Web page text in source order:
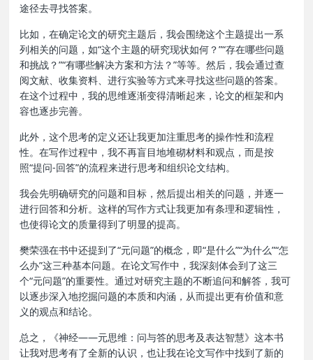
途径去寻找答案。
比如，在确定论文的研究主题后，我会围绕这个主题提出一系
列相关的问题，如“这个主题的研究现状如何？”“存在哪些问题
和挑战？”“有哪些解决方案和方法？”等等。然后，我会通过查
阅文献、收集资料、进行实验等方式来寻找这些问题的答案。
在这个过程中，我的思维逐渐变得清晰起来，论文的框架和内
容也逐步完善。
此外，这个思考的定义还让我更加注重思考的操作性和流程
性。在写作过程中，我不再盲目地堆砌材料和观点，而是按
照“提问-回答”的流程来进行思考和组织论文结构。
我会先明确研究的问题和目标，然后提出相关的问题，并逐一
进行回答和分析。这样的写作方式让我更加有条理和逻辑性，
也使得论文的质量得到了明显的提高。
樊荣强在书中还提到了“元问题”的概念，即“是什么”“为什么”“怎
么办”这三种基本问题。在论文写作中，我深刻体会到了这三
个“元问题”的重要性。通过对研究主题的不断追问和解答，我可
以逐步深入地挖掘问题的本质和内涵，从而提出更有价值和意
义的观点和结论。
总之，《神经——元思维：问与答的思考及表达智慧》这本书
让我对思考有了全新的认识，也让我在论文写作中找到了新的